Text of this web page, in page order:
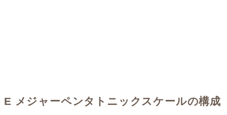
E メジャーペンタトニックスケールの構成